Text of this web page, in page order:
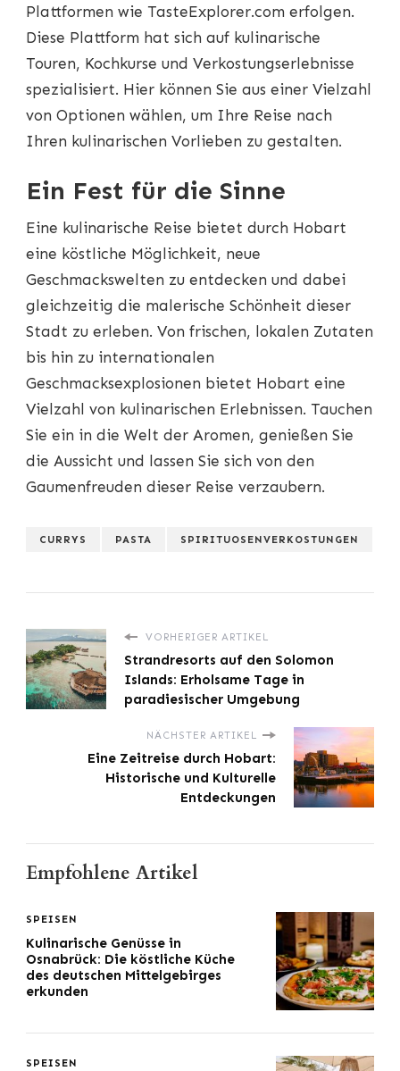
Plattformen wie TasteExplorer.com erfolgen.
Diese Plattform hat sich auf kulinarische
Touren, Kochkurse und Verkostungserlebnisse
spezialisiert. Hier können Sie aus einer Vielzahl
von Optionen wählen, um Ihre Reise nach
Ihren kulinarischen Vorlieben zu gestalten.
Ein Fest für die Sinne
Eine kulinarische Reise bietet durch Hobart
eine köstliche Möglichkeit, neue
Geschmackswelten zu entdecken und dabei
gleichzeitig die malerische Schönheit dieser
Stadt zu erleben. Von frischen, lokalen Zutaten
bis hin zu internationalen
Geschmacksexplosionen bietet Hobart eine
Vielzahl von kulinarischen Erlebnissen. Tauchen
Sie ein in die Welt der Aromen, genießen Sie
die Aussicht und lassen Sie sich von den
Gaumenfreuden dieser Reise verzaubern.
CURRYS PASTA SPIRITUOSENVERKOSTUNGEN
VORHERIGER ARTIKEL
Strandresorts auf den Solomon
Islands: Erholsame Tage in
paradiesischer Umgebung
NÄCHSTER ARTIKEL
Eine Zeitreise durch Hobart:
Historische und Kulturelle
Entdeckungen
Empfohlene Artikel
SPEISEN
Kulinarische Genüsse in
Osnabrück: Die köstliche Küche
des deutschen Mittelgebirges
erkunden
SPEISEN